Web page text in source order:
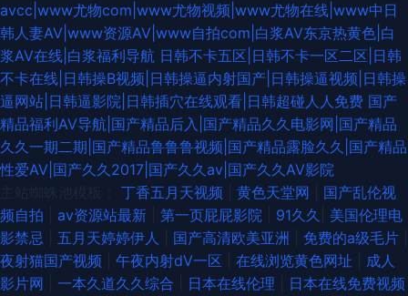
avcc|www尤物com|www尤物视频|www尤物在线|www中日
韩人妻AV|www资源AV|www自拍com|白浆AV东京热黄色|白
浆AV在线|白浆福利导航 日韩不卡五区|日韩不卡一区二区|日韩
不卡在线|日韩操B视频|日韩操逼内射国产|日韩操逼视频|日韩操
逼网站|日韩逼影院|日韩插穴在线观看|日韩超碰人人免费 国产
精品福利AV导航|国产精品后入|国产精品久久电影网|国产精品
久久一期二期|国产精品鲁鲁鲁视频|国产精品露脸久久|国产精品
性爱AV|国产久久2017|国产久久av|国产久久AV影院
丁香五月天视频 黄色天堂网
国产乱伦视
频自拍
av资源站最新 第一页屁屁影院 91久久
美国伦理电
影禁忌
五月天婷婷伊人 国产高清欧美亚洲 免费的a级毛片
夜射猫国产视频
午夜内射dV一区 在线浏览黄色网址
成人
影片网
一本久道久久综合 日本在线伦理 日本在线免费视频